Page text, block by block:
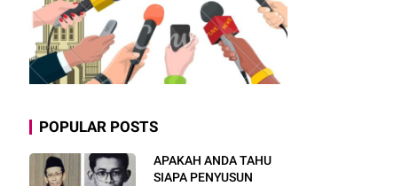
POPULAR POSTS
APAKAH ANDA TAHU
SIAPA PENYUSUN